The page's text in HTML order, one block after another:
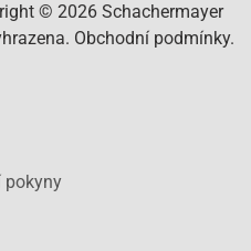
© 2026 Schachermayer
Obchodní podmínky.
pokyny